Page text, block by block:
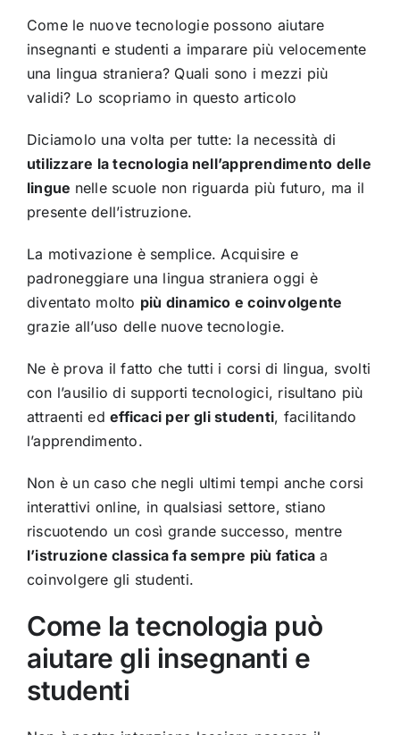
Come le nuove tecnologie possono aiutare
insegnanti e studenti a imparare più velocemente
una lingua straniera? Quali sono i mezzi più
validi? Lo scopriamo in questo articolo
Diciamolo una volta per tutte: la necessità di
utilizzare la tecnologia nell’apprendimento delle
lingue nelle scuole non riguarda più futuro, ma il
presente dell’istruzione.
La motivazione è semplice. Acquisire e
padroneggiare una lingua straniera oggi è
diventato molto più dinamico e coinvolgente
grazie all’uso delle nuove tecnologie.
Ne è prova il fatto che tutti i corsi di lingua, svolti
con l’ausilio di supporti tecnologici, risultano più
attraenti edefficaci per gli studenti, facilitando
l’apprendimento.
Non è un caso che negli ultimi tempi anche corsi
interattivi online, in qualsiasi settore, stiano
riscuotendo un così grande successo, mentre
l’istruzione classica fa sempre più fatica a
coinvolgere gli studenti.
Come la tecnologia può
aiutare gli insegnanti e
studenti